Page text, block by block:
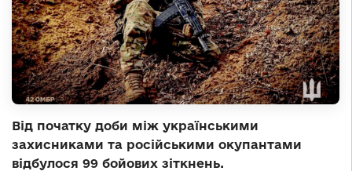
Від початку доби між українськими
захисниками та російськими окупантами
відбулося 99 бойових зіткнень.